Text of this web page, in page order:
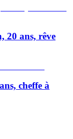
20 ans, rêve
cheffe à